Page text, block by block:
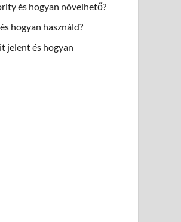
és hogyan növelhető?
hogyan használd?
jelent és hogyan